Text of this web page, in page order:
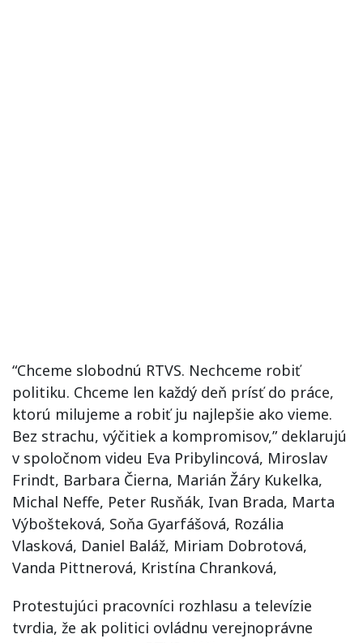
“Chceme slobodnú RTVS. Nechceme robiť
politiku. Chceme len každý deň prísť do práce,
ktorú milujeme a robiť ju najlepšie ako vieme.
Bez strachu, výčitiek a kompromisov,” deklarujú
v spoločnom videu Eva Pribylincová, Miroslav
Frindt, Barbara Čierna, Marián Žáry Kukelka,
Michal Neffe, Peter Rusňák, Ivan Brada, Marta
Výbošteková, Soňa Gyarfášová, Rozália
Vlasková, Daniel Baláž, Miriam Dobrotová,
Vanda Pittnerová, Kristína Chranková,
Protestujúci pracovníci rozhlasu a televízie
tvrdia, že ak politici ovládnu verejnoprávne